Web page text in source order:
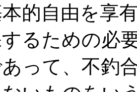
的自由を享
るための必
って、不釣